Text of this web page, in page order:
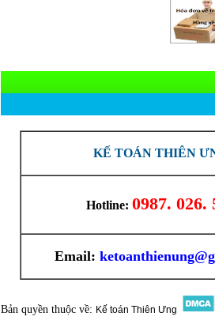
KẾ TOÁN THIÊN
Hotline: 0987. 026.
Email:
Bản quyền thuộc về: Kế toán Thiên Ưng